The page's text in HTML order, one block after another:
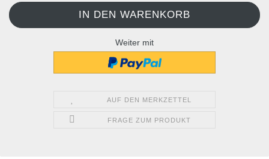
Weiter mit
AUF DEN MERKZETTEL
FRAGE ZUM PRODUKT